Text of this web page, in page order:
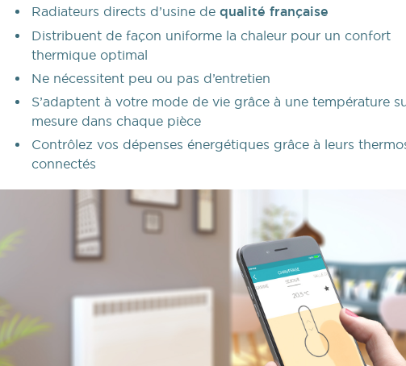
Radiateurs directs d’usine de qualité française
Distribuent de façon uniforme la chaleur pour un confort
thermique optimal
Ne nécessitent peu ou pas d’entretien
S’adaptent à votre mode de vie grâce à une température
mesure dans chaque pièce
Contrôlez vos dépenses énergétiques grâce à leurs
connectés